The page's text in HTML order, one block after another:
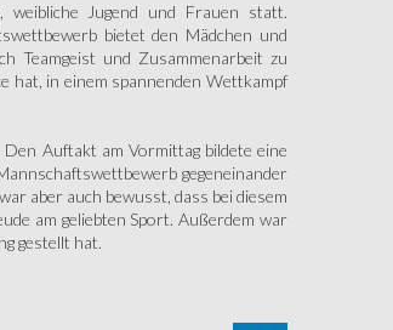
weibliche Jugend und Frauen statt.
bietet den Mädchen und
Teamgeist und Zusammenarbeit zu
hat, in einem spannenden Wettkampf
Auftakt am Vormittag bildete eine
gegeneinander
aber auch bewusst, dass bei diesem
am geliebten Sport. Außerdem war
gestellt hat.